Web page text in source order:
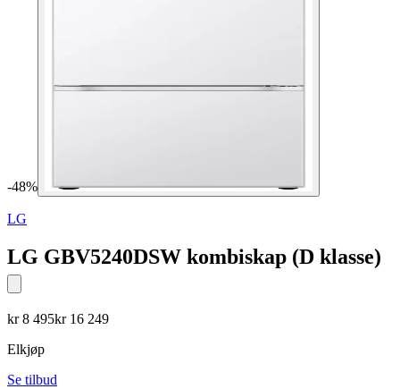
-48%
LG
LG GBV5240DSW kombiskap (D klasse)
kr8 495kr 16 249
Elkjøp
Se tilbud